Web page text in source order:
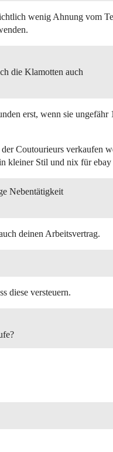
wenig Ahnung vom
die Klamotten auch
erst, wenn sie
Coutourieurs verkaufen
kleiner Stil und nix für ebay
Nebentätigkeit
deinen Arbeitsvertrag.
diese versteuern.